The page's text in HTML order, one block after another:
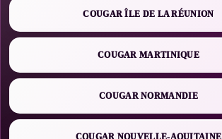
COUGAR ÎLE DE LA RÉUNION
COUGAR MARTINIQUE
COUGAR NORMANDIE
COUGAR NOUVELLE-AQUITAINE